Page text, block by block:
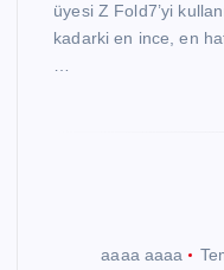
üyesi Z Fold7’yi
kadarki en ince, en
aaaa aaaa